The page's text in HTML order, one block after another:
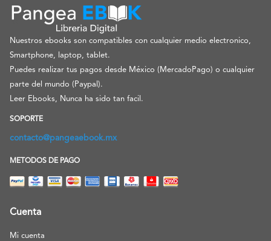
Nuestros ebooks son compatibles con cualquier medio electronico,
Smartphone, laptop, tablet.
Puedes realizar tus pagos desde México (MercadoPago) o cualquier
parte del mundo (Paypal).
Leer Ebooks, Nunca ha sido tan facil.
SOPORTE
contacto@pangeaebook.mx
METODOS DE PAGO
Cuenta
Mi cuenta